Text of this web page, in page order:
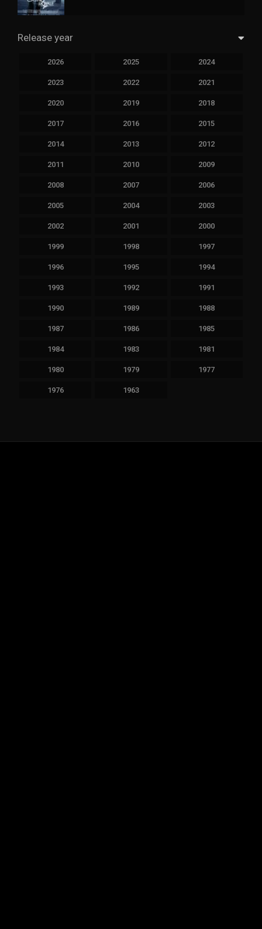
Release year
2026 2025 2024
2023 2022 2021
2020 2019 2018
2017 2016 2015
2014 2013 2012
2011 2010 2009
2008 2007 2006
2005 2004 2003
2002 2001 2000
1999 1998 1997
1996 1995 1994
1993 1992 1991
1990 1989 1988
1987 1986 1985
1984 1983 1981
1980 1979 1977
1976 1963